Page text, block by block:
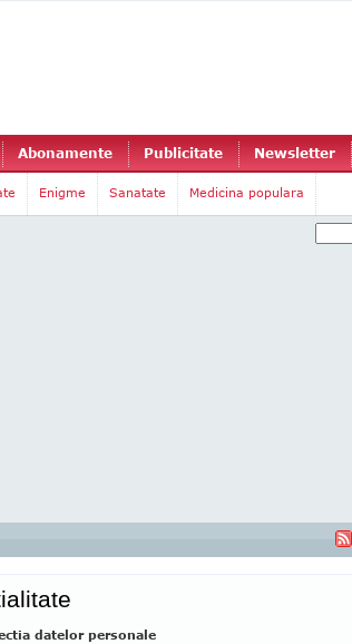
Abonamente Publicitate Newsletter
Enigme Sanatate Medicina populara
datelor personale